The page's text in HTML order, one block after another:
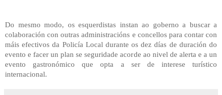
Do mesmo modo, os esquerdistas instan ao goberno a buscar a
colaboración con outras administracións e concellos para contar con
máis efectivos da Policía Local durante os dez días de duración do
evento e facer un plan se seguridade acorde ao nivel de alerta e a un
evento gastronómico que opta a ser de interese turístico
internacional.